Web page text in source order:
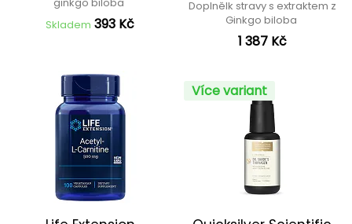
Skladem 393 Kč
Doplnělk stravy s extraktem z
Ginkgo biloba
1 387 Kč
Více variant